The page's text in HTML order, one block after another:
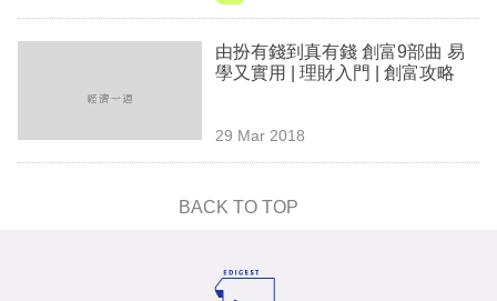
由扮有錢到真有錢 創富9部曲 易
學又實用 | 理財入門 | 創富攻略
29 Mar 2018
BACK TO TOP